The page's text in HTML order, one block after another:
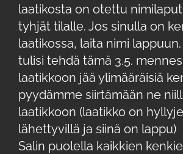
laatikosta on otettu
tyhjät tilalle. Jos sinulla on
laatikossa, laita nimi
tulisi tehdä tämä 3.5.
laatikkoon jää ylimääräisiä
pyydämme siirtämään ne
laatikkoon (laatikko on
lähettyvillä ja siinä on lappu)
Salin puolella kaikkien